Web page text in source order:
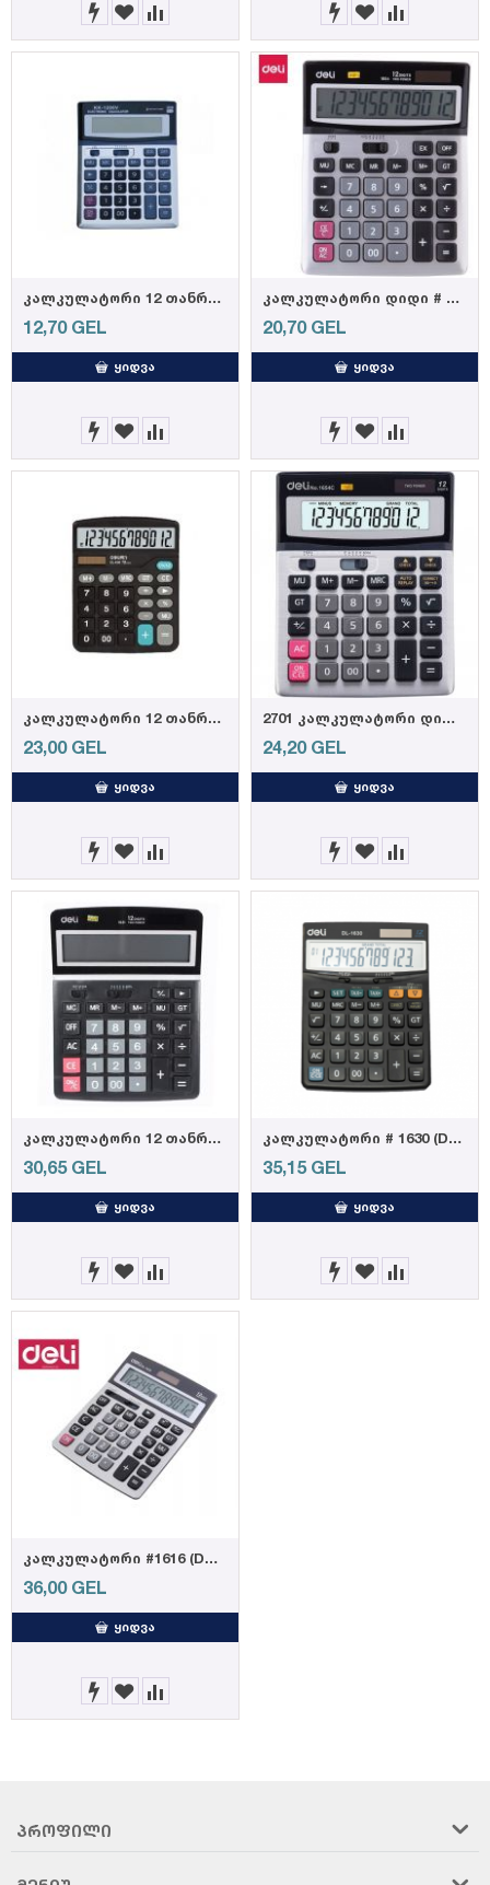
კალკულატორი 12 თანრიგიანი CL-1200V/512005
12,70 GEL
ᲧᲘᲓᲕᲐ
კალკულატორი დიდი # 1654 (DELI) (6921734916549)
20,70 GEL
ᲧᲘᲓᲕᲐ
კალკულატორი 12 თანრიგიანი 838
23,00 GEL
ᲧᲘᲓᲕᲐ
2701 კალკულატორი დიდი 14 თანრიგიანი 1654C (6935205392701)
24,20 GEL
ᲧᲘᲓᲕᲐ
კალკულატორი 12 თანრიგიანი 1631
30,65 GEL
ᲧᲘᲓᲕᲐ
კალკულატორი # 1630 (DELI) (6921734916303)
35,15 GEL
ᲧᲘᲓᲕᲐ
კალკულატორი #1616 (DELI)
36,00 GEL
ᲧᲘᲓᲕᲐ
ᲞᲠᲝᲤᲘᲚᲘ